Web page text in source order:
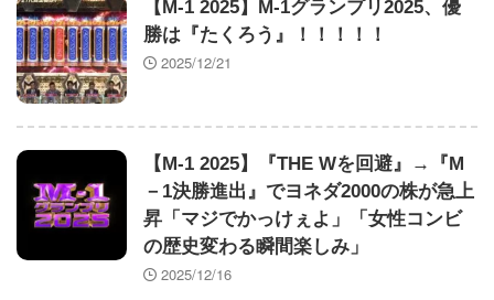
Powered by livedoor 相互RSS
【M-1 2025】M-1グランプリ2025、優
勝は『たくろう』！！！！！
2025/12/21
【M-1 2025】『THE Wを回避』→『M
－1決勝進出』でヨネダ2000の株が急上
昇「マジでかっけぇよ」「女性コンビ
の歴史変わる瞬間楽しみ」
2025/12/16